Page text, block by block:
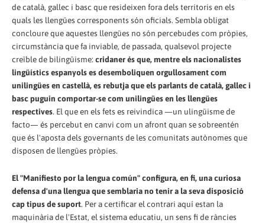
de català, gallec i basc que resideixen fora dels territoris en els
quals les llengües corresponents són oficials. Sembla obligat
concloure que aquestes llengües no són percebudes com pròpies,
circumstància que fa inviable, de passada, qualsevol projecte
creïble de bilingüisme: cridaner és que, mentre els nacionalistes
lingüístics espanyols es desemboliquen orgullosament com
unilingües en castellà, es rebutja que els parlants de català, gallec i
basc puguin comportar-se com unilingües en les llengües
respectives. El que en els fets es reivindica —un ulingüisme de
facto— és percebut en canvi com un afront quan se sobreentén
que és l'aposta dels governants de les comunitats autònomes que
disposen de llengües pròpies.
El "Manifiesto por la lengua común" configura, en fi, una curiosa
defensa d'una llengua que semblaria no tenir a la seva disposició
cap tipus de suport. Per a certificar el contrari aquí estan la
maquinària de l'Estat, el sistema educatiu, un sens fi de ràncies